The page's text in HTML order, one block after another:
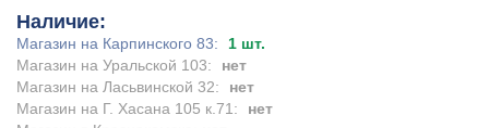
Наличие:
Магазин на Карпинского 83:
1 шт.
Магазин на Уральской 103:
нет
Магазин на Ласьвинской 32:
нет
Магазин на Г. Хасана 105 к.71:
нет